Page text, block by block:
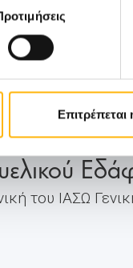
Επιτρέπεται
του ΙΑΣΩ